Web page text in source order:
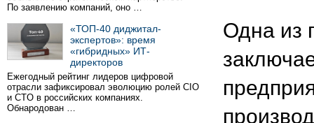
По заявлению компаний, оно …
«ТОП-40 диджитал-
экспертов»: время
«гибридных» ИТ-
директоров
Ежегодный рейтинг лидеров цифровой
отрасли зафиксировал эволюцию ролей CIO
и CTO в российских компаниях.
Обнародован …
Одна из